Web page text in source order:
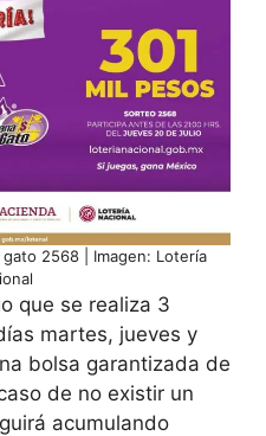
2568 | Imagen: Lotería
que se realiza 3
martes, jueves y
bolsa garantizada de
de no existir un
acumulando